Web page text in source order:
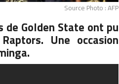
Source Photo : AFP
Golden State ont pu
Une occasion